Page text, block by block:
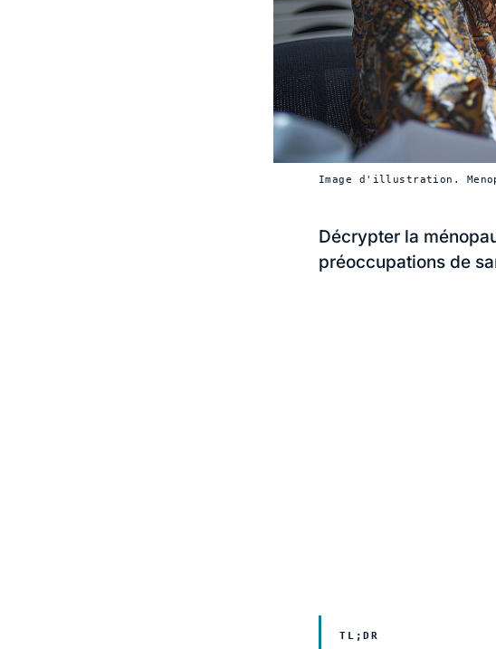
Image d'illustration.
Décrypter la
préoccupations de
TL;DR